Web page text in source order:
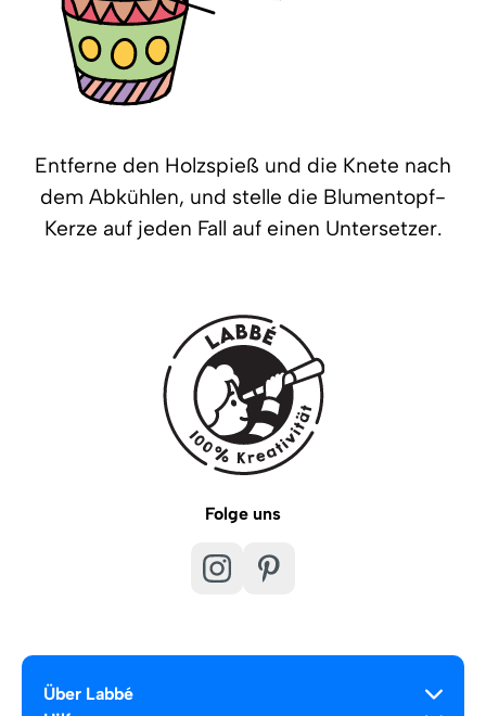
Entferne den Holzspieß und die Knete nach
dem Abkühlen, und stelle die Blumentopf-
Kerze auf jeden Fall auf einen Untersetzer.
Folge uns
Über Labbé